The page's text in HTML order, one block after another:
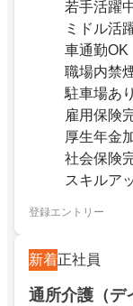
若手活躍
ミドル活
車通勤OK
職場内禁
駐車場あり
雇用保険
厚生年金
社会保険
スキルア
登録エントリー
新着正社員
通所介護（デ